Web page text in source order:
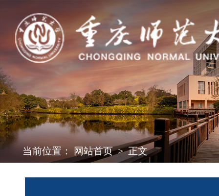
当前位置： 网站首页>正文